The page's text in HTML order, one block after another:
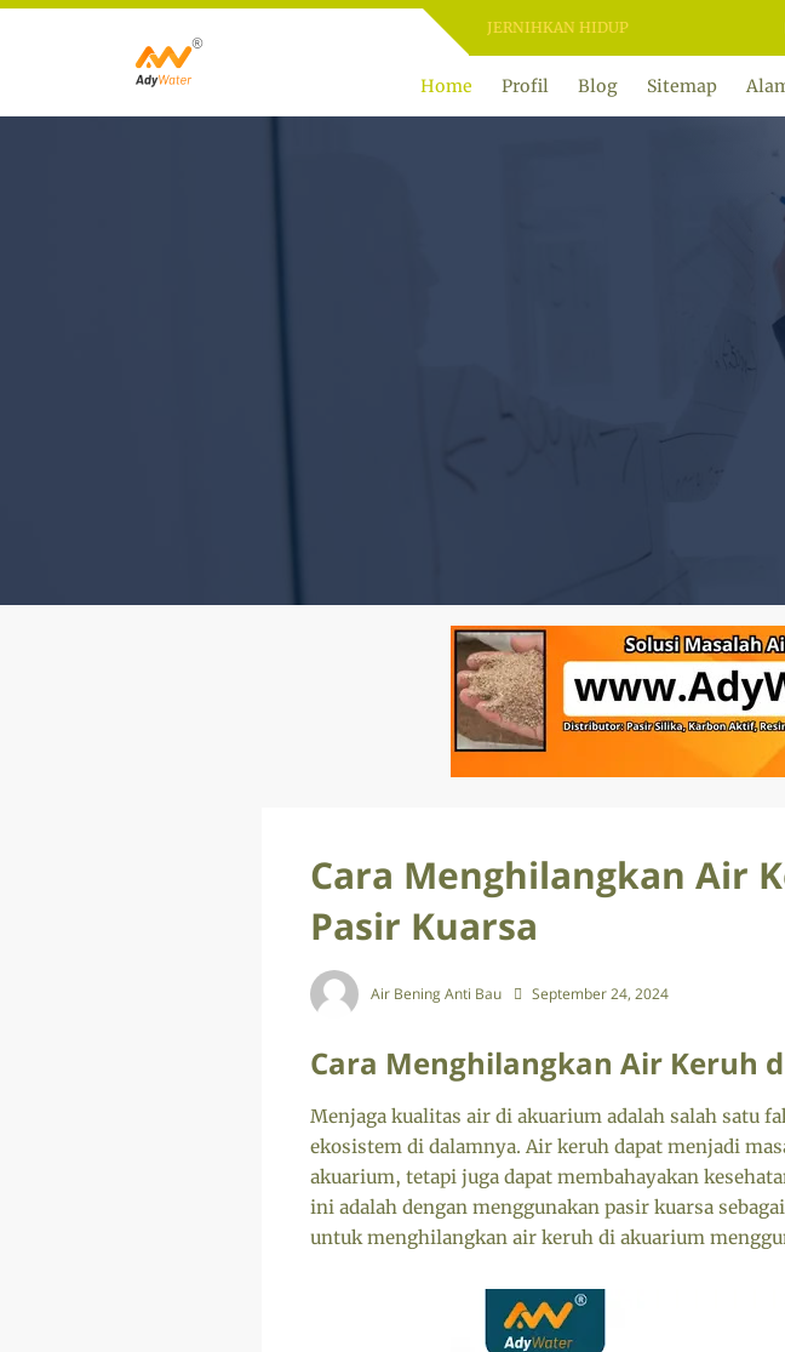
ADY WATER | JERNIHKAN HIDUP
Home Profil Blog Sitemap
Cara Menghilangkan Air
Pasir Kuarsa
Air Bening Anti Bau September 24, 2024
Cara Menghilangkan Air Keruh
Menjaga kualitas air di akuarium adalah salah satu
ekosistem di dalamnya. Air keruh dapat menjadi
akuarium, tetapi juga dapat membahayakan
ini adalah dengan menggunakan pasir kuarsa
untuk menghilangkan air keruh di akuarium